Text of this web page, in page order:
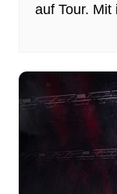
auf Tour. Mit